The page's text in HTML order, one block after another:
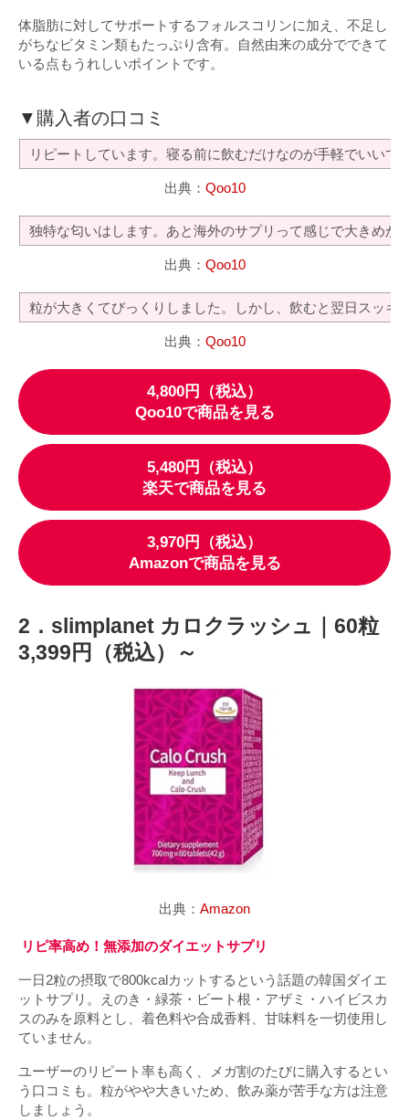
体脂肪に対してサポートするフォルスコリンに加え、不足し
がちなビタミン類もたっぷり含有。自然由来の成分でできて
いる点もうれしいポイントです。
▼購入者の口コミ
リピートしています。寝る前に飲むだけなのが手軽でいいで
出典： Qoo10
独特な匂いはします。あと海外のサプリって感じで大きめ
出典： Qoo10
粒が大きくてびっくりしました。しかし、飲むと翌日スッキ
出典： Qoo10
4,800円（税込）
Qoo10で商品を見る
5,480円（税込）
楽天で商品を見る
3,970円（税込）
Amazonで商品を見る
2．slimplanet カロクラッシュ｜60粒
3,399円（税込）～
出典： Amazon
リピ率高め！無添加のダイエットサプリ
一日2粒の摂取で800kcalカットするという話題の韓国ダイエ
ットサプリ。えのき・緑茶・ビート根・アザミ・ハイビスカ
スのみを原料とし、着色料や合成香料、甘味料を一切使用し
ていません。
ユーザーのリピート率も高く、メガ割のたびに購入するとい
う口コミも。粒がやや大きいため、飲み薬が苦手な方は注意
しましょう。